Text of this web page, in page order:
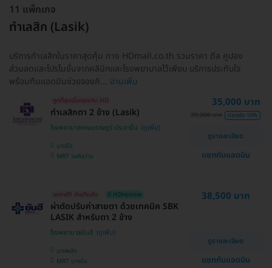
11 แพ็กเกจ
ทำเลสิก (Lasik)
บริการทำเลสิกในราคาสุดคุ้ม ทาง HDmall.co.th รวมราคา ดีล คูปอง
ส่วนลดและโปรโมชั่นจากคลินิกและโรงพยาบาลไว้เพียบ บริการประทับใจ
พร้อมทีมแอดมินช่วยจองคิ... อ่านเพิ่ม
ถูกที่สุดเมื่อจองกับ HD
ทำเลสิกตา 2 ข้าง (Lasik)
โรงพยาบาลเกษมราษฎร์ ประชาชื่น
บางซื่อ
MRT วงศ์สว่าง
35,000 บาท
39,000 บาท ประหยัด 10%
ดูรายละเอียด
แชทกับแอดมิน
จองฟรี! จ่ายทีหลัง มี HDreview
ผ่าตัดปรับค่าสายตา ด้วยเทคนิค SBK
LASIK สำหรับตา 2 ข้าง
โรงพยาบาลยันฮี
บางพลัด
MRT บางอ้อ
38,500 บาท
ดูรายละเอียด
แชทกับแอดมิน